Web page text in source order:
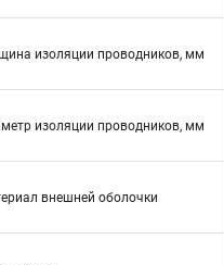
изоляции проводников, мм
изоляции проводников, мм
внешней оболочки